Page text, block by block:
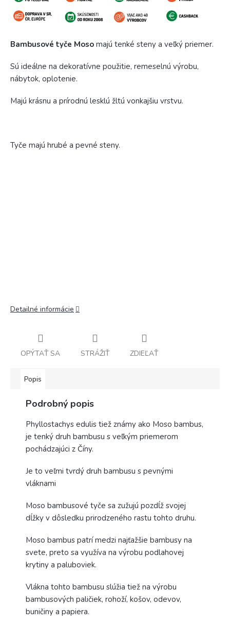
Bambusové tyče Moso majú tenké steny a veľký priemer.
Sú ideálne na dekoratívne použitie, remeselnú výrobu,
nábytok, oplotenie.
Majú krásnu a prírodnú lesklú žltú vonkajšiu vrstvu.
Tyče majú hrubé a pevné steny.
Detailné informácie
OPÝTAŤ SA STRÁŽIŤ ZDIEĽAŤ
Popis
Podrobný popis
Phyllostachys edulis tiež známy ako Moso bambus,
je tenký druh bambusu s veľkým priemerom
pochádzajúci z Číny.
Je to veľmi tvrdý druh bambusu s pevnými
vláknami
Moso bambusové tyče sa zužujú pozdĺž svojej
dĺžky v dôsledku prirodzeného rastu tohto druhu.
Moso bambus patrí medzi najťažšie bambusy na
svete, preto sa využíva na výrobu podlahovej
krytiny a paluboviek.
Vlákna tohto bambusu slúžia tiež na výrobu
bambusových paličiek, rohoží, košov, odevov,
buničiny a papiera.